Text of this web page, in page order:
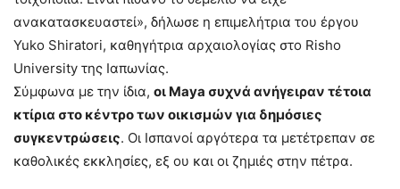
ανακατασκευαστεί», δήλωσε η επιμελήτρια του έργου
Yuko Shiratori, καθηγήτρια αρχαιολογίας στο Risho
University της Ιαπωνίας.
Σύμφωνα με την ίδια, οι Maya συχνά ανήγειραν τέτοια
κτίρια στο κέντρο των οικισμών για δημόσιες
συγκεντρώσεις. Οι Ισπανοί αργότερα τα μετέτρεπαν σε
καθολικές εκκλησίες, εξ ου και οι ζημιές στην πέτρα.